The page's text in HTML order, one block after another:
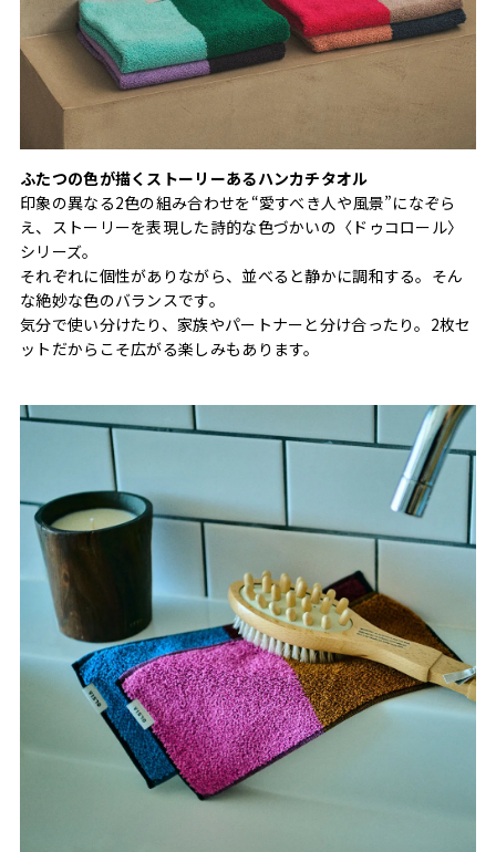
ふたつの色が描くストーリーあるハンカチタオル
印象の異なる2色の組み合わせを“愛すべき人や風景”になぞら
え、ストーリーを表現した詩的な色づかいの〈ドゥコロール〉
シリーズ。
それぞれに個性がありながら、並べると静かに調和する。そん
な絶妙な色のバランスです。
気分で使い分けたり、家族やパートナーと分け合ったり。2枚セ
ットだからこそ広がる楽しみもあります。